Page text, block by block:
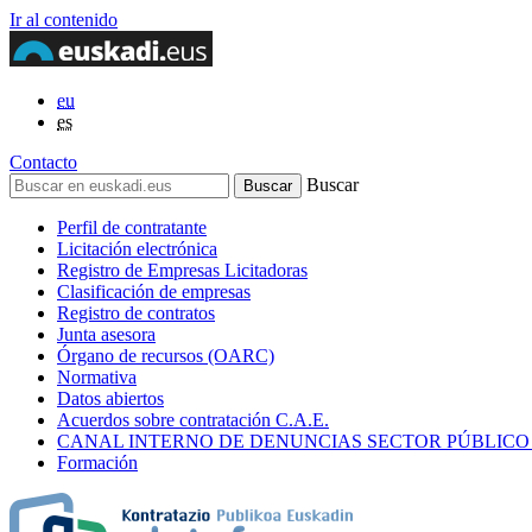
Ir al contenido
eu
es
Contacto
Buscar
Perfil de contratante
Licitación electrónica
Registro de Empresas Licitadoras
Clasificación de empresas
Registro de contratos
Junta asesora
Órgano de recursos (OARC)
Normativa
Datos abiertos
Acuerdos sobre contratación C.A.E.
CANAL INTERNO DE DENUNCIAS SECTOR
Formación